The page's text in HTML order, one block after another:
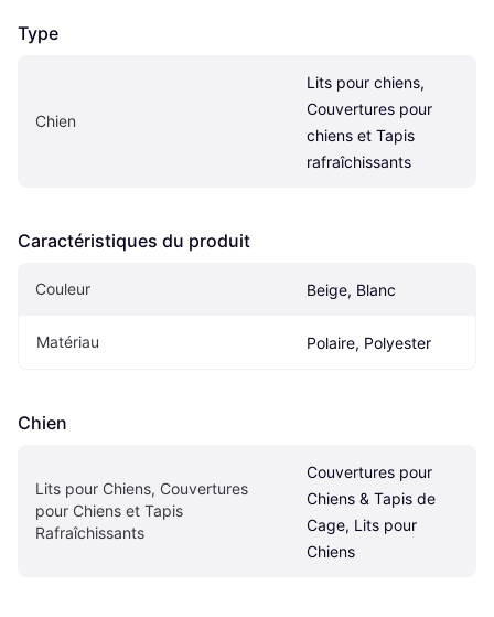
Type
Chien
Lits pour chiens,
Couvertures pour
chiens et Tapis
rafraîchissants
Caractéristiques du produit
Couleur Beige, Blanc
Matériau Polaire, Polyester
Chien
Lits pour Chiens, Couvertures
pour Chiens et Tapis
Rafraîchissants
Couvertures pour
Chiens & Tapis de
Cage, Lits pour
Chiens